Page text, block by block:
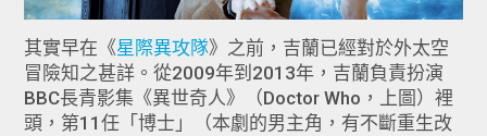
其實早在《星際異攻隊》之前，吉蘭已經對於外太空
冒險知之甚詳。從2009年到2013年，吉蘭負責扮演
BBC長青影集《異世奇人》（Doctor Who，上圖）裡
頭，第11任「博士」（本劇的男主角，有不斷重生改